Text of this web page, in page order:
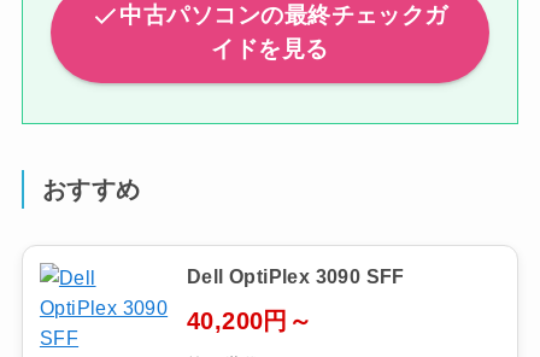
中古パソコンの最終チェックガ
イドを見る
おすすめ
Dell OptiPlex 3090 SFF
40,200円～